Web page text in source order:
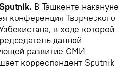
В Ташкенте накануне
конференция Творческого
в ходе которой
данной
развитие СМИ
корреспондент Sputnik